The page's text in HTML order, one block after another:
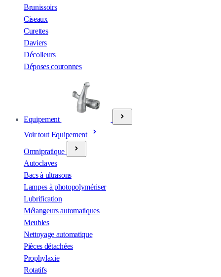
Brunissoirs
Ciseaux
Curettes
Daviers
Décolleurs
Déposes couronnes
Equipement
Voir tout Equipement
Omnipratique
Autoclaves
Bacs à ultrasons
Lampes à photopolymériser
Lubrification
Mélangeurs automatiques
Meubles
Nettoyage automatique
Pièces détachées
Prophylaxie
Rotatifs